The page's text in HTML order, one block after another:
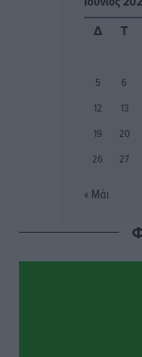
Αστυπάλαια: Το
τροχόσπιτα
Αποκαλυπτήρια
Δ
Τ
5
6
12
13
19
20
26
27
« Μάι